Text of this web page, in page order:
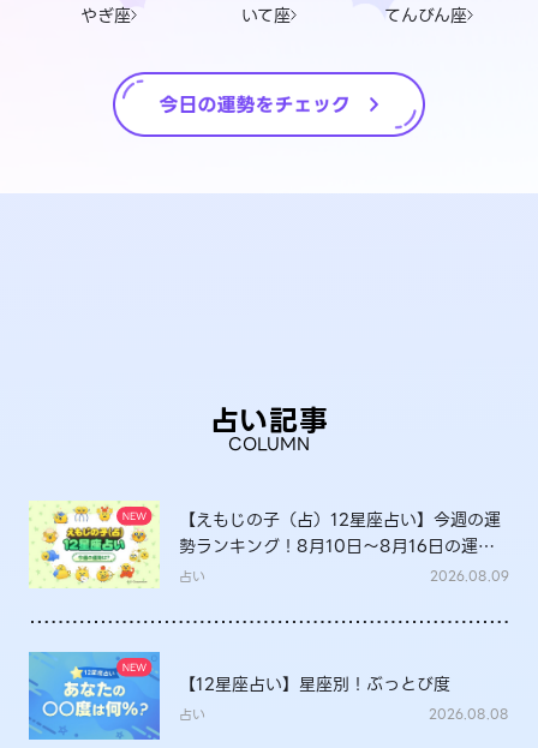
やぎ座 いて座 てんびん座
占い記事
COLUMN
【えもじの子（占）12星座占い】今週の運
勢ランキング！8月10日～8月16日の運勢
は？
占い 2026.08.09
【12星座占い】星座別！ぶっとび度
占い 2026.08.08